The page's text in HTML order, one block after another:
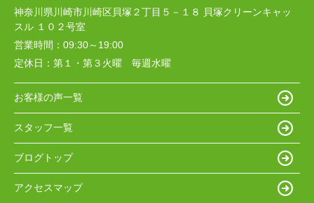
神奈川県川崎市川崎区貝塚２丁目５－１８ 貝塚クリーンキャッ
スル １０２号室
営業時間： 09:30～19:00
定休日： 第１・第３火曜 毎週水曜
お客様の声一覧
スタッフ一覧
ブログトップ
アクセスマップ